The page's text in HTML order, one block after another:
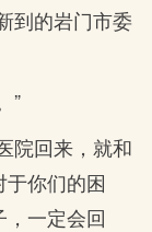
到的岩门市委
”
院回来，就和
你们的困
一定会回